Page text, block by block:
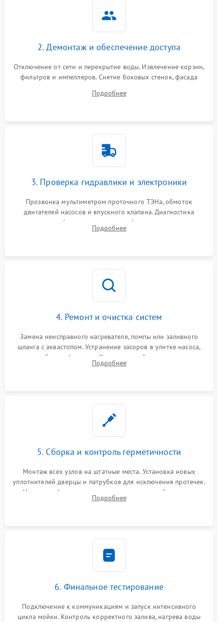
2. Демонтаж и обеспечение доступа
Отключение от сети и перекрытие воды. Извлечение корзин,
фильтров и импеллеров. Снятие боковых стенок, фасада
циркуляционному насосу, ТЭНу и сливной помпе.
Подробнее
3. Проверка гидравлики и электроники
Прозвонка мультиметром проточного ТЭНа, обмоток
двигателей насосов и впускного клапана. Диагностика
прессостата (датчика уровня воды), датчика мутности,
концевика дверцы и электронного модуля управления.
Подробнее
4. Ремонт и очистка систем
Замена неисправного нагревателя, помпы или заливного
шланга с аквастопом. Устранение засоров в улитке насоса,
патрубках и фильтрах. Компонентный ремонт платы
управления, восстановление поврежденной проводки.
Подробнее
5. Сборка и контроль герметичности
Монтаж всех узлов на штатные места. Установка новых
уплотнителей дверцы и патрубков для исключения протечек.
Надежная фиксация хомутов гидравлической системы,
сборка корпуса и установка датчика поплавка.
Подробнее
6. Финальное тестирование
Подключение к коммуникациям и запуск интенсивного
цикла мойки. Контроль корректного залива, нагрева воды